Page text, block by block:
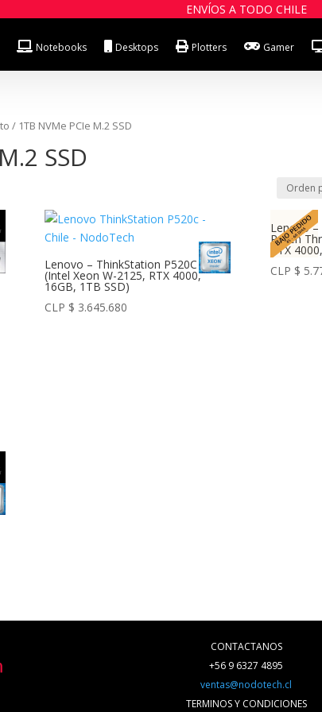
ENVÍOS A TODO CHILE
Notebooks Desktops Plotters Gamer
/ 1TB NVMe PCIe M.2 SSD
SSD
Lenovo – ThinkStation P520C
(Intel Xeon W-2125, RTX 4000,
16GB, 1TB SSD)
CLP $ 3.645.680
Lenovo –
Ryzen
RTX
CLP $
CONTACTANOS
+56 9 6327 4895
ventas@nodotech.cl
TERMINOS Y CONDICIONES